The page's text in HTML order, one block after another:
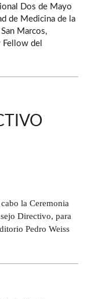
Dos de Mayo
de Medicina de la
Marcos,
Fellow del
la Ceremonia
Directivo, para
Pedro Weiss